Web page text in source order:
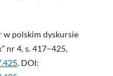
w polskim dyskursie
nr 4, s. 417–425,
. DOI: